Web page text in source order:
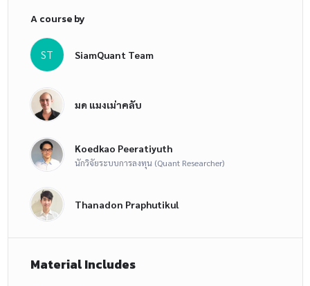
A course by
ST SiamQuant Team
มด แมงเม่าคลับ
Koedkao Peeratiyuth
นักวิจัยระบบการลงทุน (Quant Researcher)
Thanadon Praphutikul
Material Includes